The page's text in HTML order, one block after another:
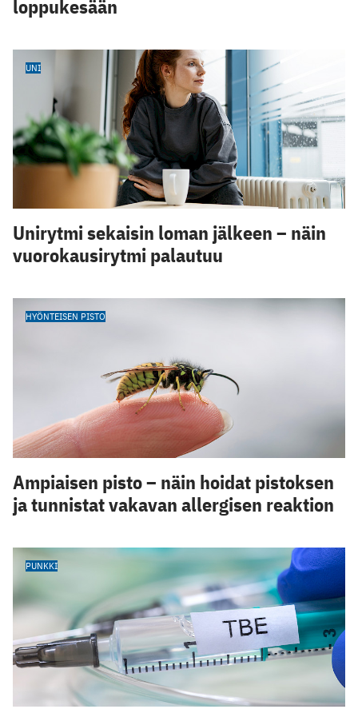
loppukesään
UNI
Unirytmi sekaisin loman jälkeen – näin
vuorokausirytmi palautuu
HYÖNTEISEN PISTO
Ampiaisen pisto – näin hoidat pistoksen
ja tunnistat vakavan allergisen reaktion
PUNKKI